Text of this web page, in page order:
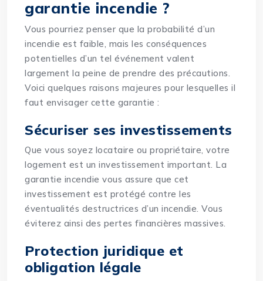
garantie incendie ?
Vous pourriez penser que la probabilité d’un
incendie est faible, mais les conséquences
potentielles d’un tel événement valent
largement la peine de prendre des précautions.
Voici quelques raisons majeures pour lesquelles il
faut envisager cette garantie :
Sécuriser ses investissements
Que vous soyez locataire ou propriétaire, votre
logement est un investissement important. La
garantie incendie vous assure que cet
investissement est protégé contre les
éventualités destructrices d’un incendie. Vous
éviterez ainsi des pertes financières massives.
Protection juridique et
obligation légale